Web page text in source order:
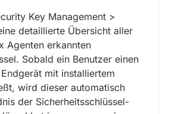
Key Management >
detaillierte Übersicht aller
Agenten erkannten
Sobald ein Benutzer einen
mit installiertem
wird dieser automatisch
der Sicherheitsschlüssel-